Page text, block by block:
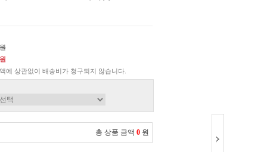
에 상관없이 배송비가 청구되지 않습니다.
총 상품 금액 0 원